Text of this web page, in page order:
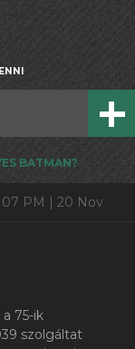
BATMAN?
07 PM | 20 Nov
75-ik
szolgáltat